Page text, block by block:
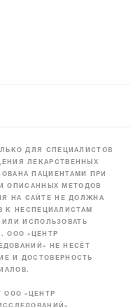
ДЛЯ СПЕЦИАЛИСТОВ
ЛЕКАРСТВЕННЫХ
ПАЦИЕНТАМИ ПРИ
ОПИСАННЫХ МЕТОДОВ
НА САЙТЕ НЕ ДОЛЖНА
К НЕСПЕЦИАЛИСТАМ
ИСПОЛЬЗОВАТЬ
ООО «ЦЕНТР
НЕ НЕСЁТ
И ДОСТОВЕРНОСТЬ
ООО «ЦЕНТР